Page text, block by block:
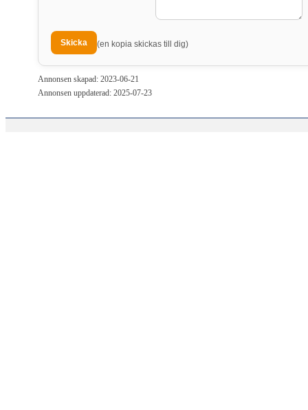
(en kopia skickas till dig)
Annonsen skapad: 2023-06-21
Annonsen uppdaterad: 2025-07-23